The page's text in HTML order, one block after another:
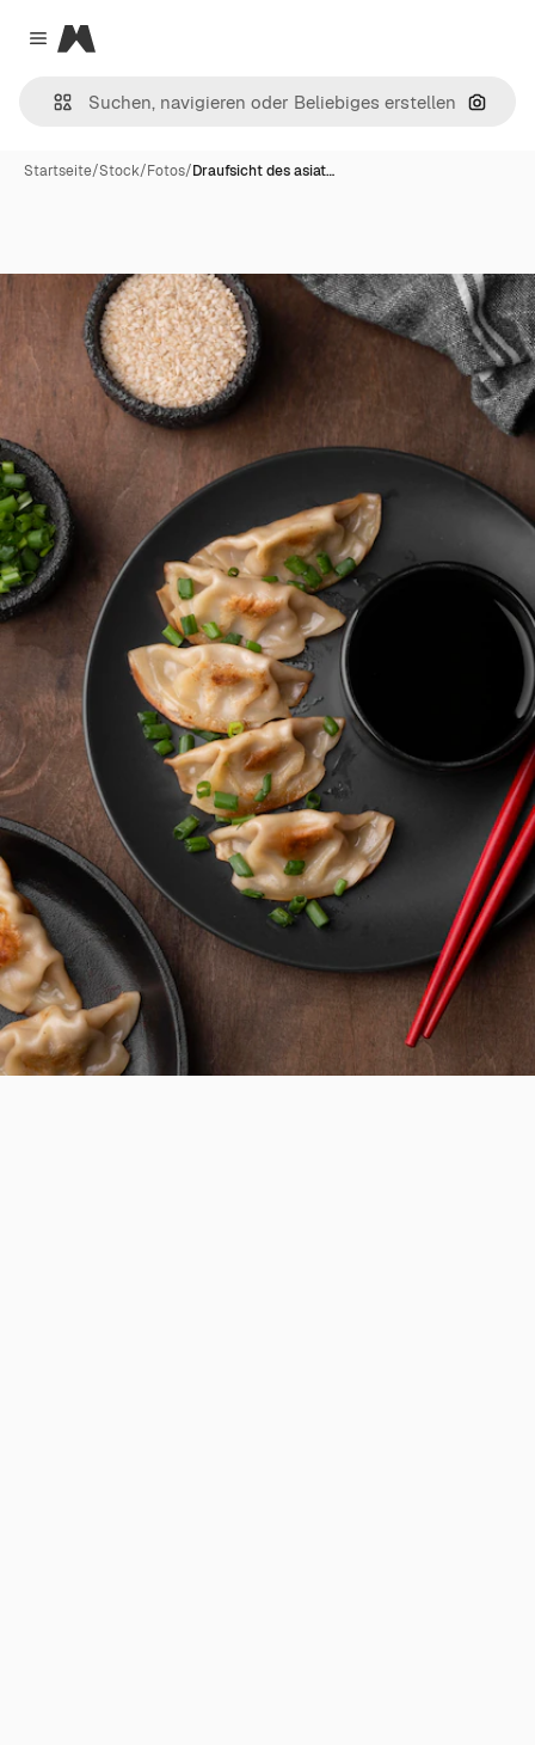
Close menu
Magnific
Nach
Startseite/Stock/Fotos/Draufsicht des asiat…